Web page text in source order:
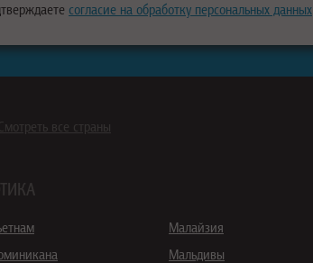
согласие на обработку персональных данных
все страны
Малайзия
Мальдивы